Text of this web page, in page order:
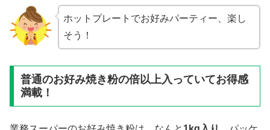
ホットプレートでお好みパーティー、楽し
そう！
普通のお好み焼き粉の倍以上入っていてお得感
満載！